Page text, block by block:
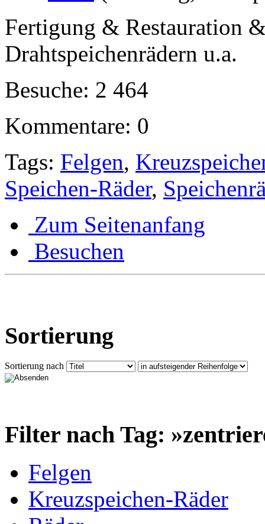
Fertigung & Restauration
Drahtspeichenrädern u.a.
Besuche: 2 464
Kommentare: 0
Tags: Felgen,
Speichen-Räder,
Zum Seitenanfang
Besuchen
Sortierung
Sortierung nach
Filter nach Tag:
Felgen
Kreuzspeichen-Räder